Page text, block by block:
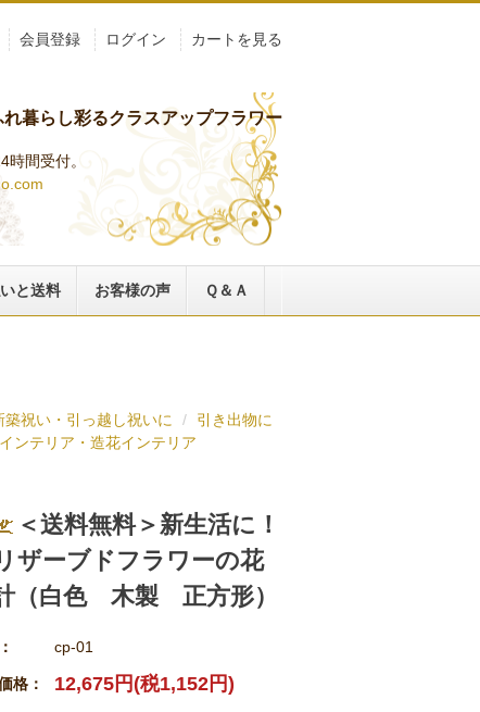
会員登録 ログイン カートを見る
暮らし彩るクラスアップフラワー
間受付。
と送料 お客様の声 Ｑ＆Ａ
築祝い・引っ越し祝いに
引き出物に
ンテリア・造花インテリア
＜送料無料＞新生活に！
ザーブドフラワーの花
（白色 木製 正方形）
cp-01
格： 12,675円(税1,152円)